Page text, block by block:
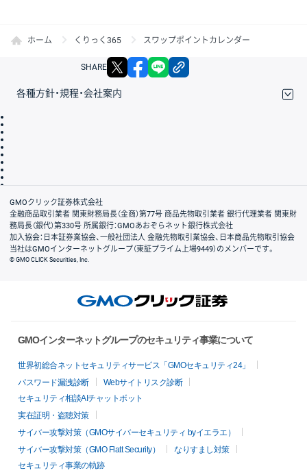
ホーム くりっく365 スワップポイントカレンダー
SHARE X facebook
各種方針・規程・会社案内
会社案内
GMOクリック証券株式会社
金融商品取引業者 関東財務局長（金商）第77号 商品先物取引業者 銀行代理業者 関東財
務局長（銀代）第330号 所属銀行：GMOあおぞらネット銀行株式会社
加入協会：日本証券業協会、一般社団法人 金融先物取引業協会、日本商品先物取引協会
当社はGMOインターネットグループ（東証プライム上場9449）のメンバーです。
© GMO CLICK Securities, Inc.
GMOインターネットグループのセキュリティ事業について
世界初総合ネットセキュリティサービス「GMOセキュリティ24」
パスワード漏洩診断
Webサイトリスク診断
セキュリティ相談AIチャットボット
実在証明・盗聴対策
サイバー攻撃対策（GMOサイバーセキュリティ byイエラエ）
サイバー攻撃対策（GMO Flatt Security）
なりすまし対策
セキュリティ事業の軌跡